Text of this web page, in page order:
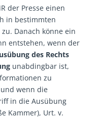
der Presse einen
in bestimmten
Danach könne ein
entstehen, wenn der
des Rechts
unabdingbar ist,
zu
wenn die
in die Ausübung
Kammer), Urt. v.